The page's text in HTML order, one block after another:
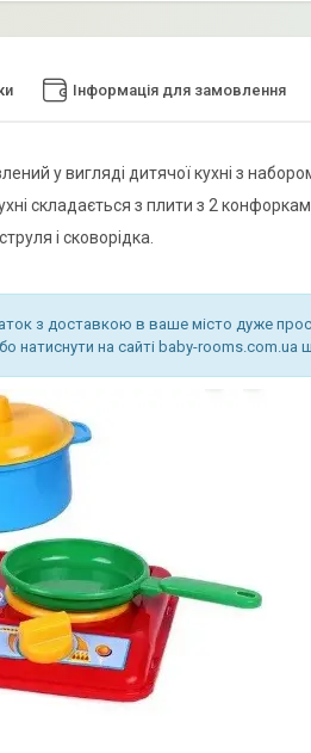
Інформація для замовлення
у вигляді дитячої кухні з
складається з плити з 2
і сковорідка.
з доставкою в ваше місто дуже
натиснути на сайті baby-